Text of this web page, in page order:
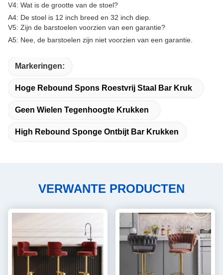
V4: Wat is de grootte van de stoel?
A4: De stoel is 12 inch breed en 32 inch diep.
V5: Zijn de barstoelen voorzien van een garantie?
A5: Nee, de barstoelen zijn niet voorzien van een garantie.
Markeringen:
Hoge Rebound Spons Roestvrij Staal Bar Kruk
Geen Wielen Tegenhoogte Krukken
High Rebound Sponge Ontbijt Bar Krukken
VERWANTE PRODUCTEN